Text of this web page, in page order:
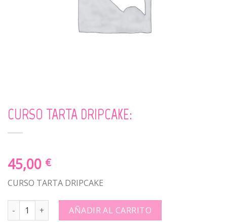
CURSO TARTA DRIPCAKE:
45,00 €
CURSO TARTA DRIPCAKE
CURSO TARTA DRIPCAKE: quantity
AÑADIR AL CARRITO